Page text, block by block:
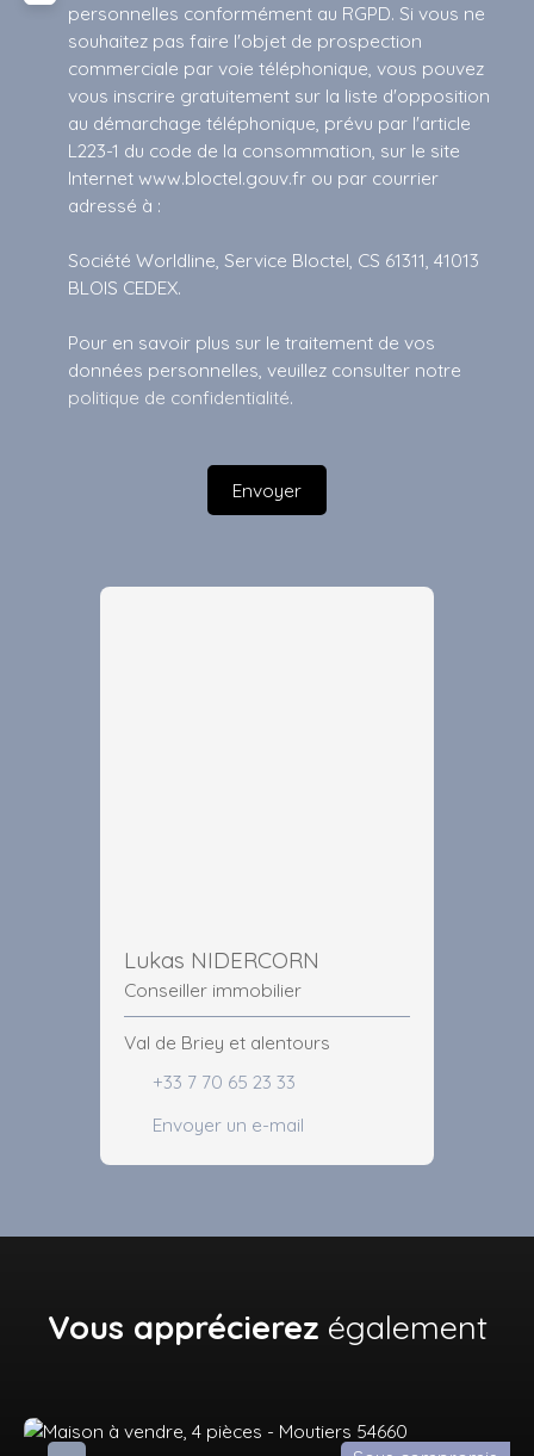
personnelles conformément au RGPD. Si vous ne
souhaitez pas faire l'objet de prospection
commerciale par voie téléphonique, vous pouvez
vous inscrire gratuitement sur la liste d'opposition
au démarchage téléphonique, prévu par l'article
L223-1 du code de la consommation, sur le site
Internet www.bloctel.gouv.fr ou par courrier
adressé à :
Société Worldline, Service Bloctel, CS 61311, 41013
BLOIS CEDEX.
Pour en savoir plus sur le traitement de vos
données personnelles, veuillez consulter notre
politique de confidentialité.
Envoyer
Lukas NIDERCORN
Conseiller immobilier
Val de Briey et alentours
+33 7 70 65 23 33
Envoyer un e-mail
Vous apprécierez également